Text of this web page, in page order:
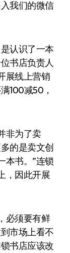
我们的微信
认识了一本
书店负责人
展线上营销
100减50，
非为了卖
的是卖文创
本书。”连锁
，因此开展
必须要有鲜
市场上看不
书店应该改